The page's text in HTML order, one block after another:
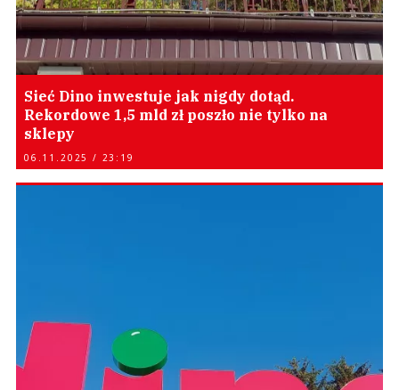
Sieć Dino inwestuje jak nigdy dotąd.
Rekordowe 1,5 mld zł poszło nie tylko na
sklepy
06.11.2025 / 23:19